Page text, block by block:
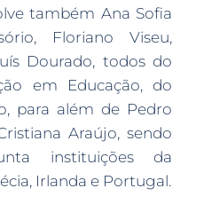
também Ana Sofia
Floriano Viseu,
Dourado, todos do
em Educação, do
para além de Pedro
Araújo, sendo
instituições da
Irlanda e Portugal.